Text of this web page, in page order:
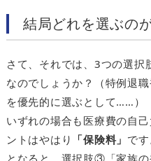
結局どれを選ぶの
さて、それでは、3つの選択
なのでしょうか？（特例退
を優先的に選ぶとして……）
いずれの場合も医療費の自
ントはやはり 「保険料」 です
となると、選択肢③「家族